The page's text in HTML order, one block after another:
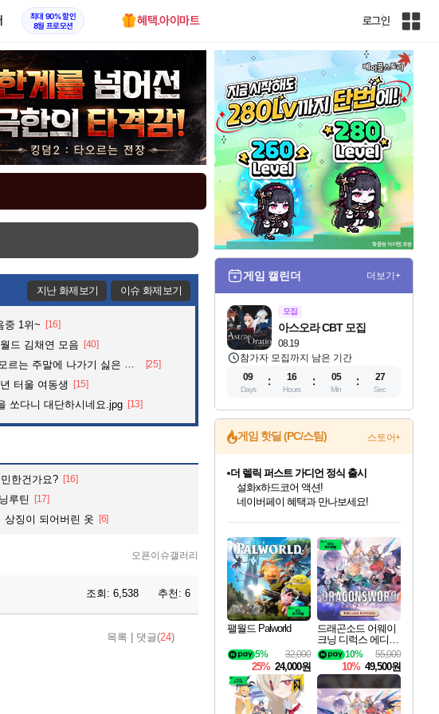
최대 90% 할인
8월 프로모션
혜택.아이마트 로그인
인
전
체
사
이
지난 화제보기 이슈 화제보기
중 1위~ [16]
드 김채연 모음 [40]
는 주말에 나가기 싫은 이유 [25]
터울 여동생 [15]
쏘다니 대단하시네요.jpg [13]
한건가요? [16]
루틴 [17]
상징이 되어버린 옷 [6]
오픈이슈갤러리
조회: 6,538 추천: 6
목록 댓글(24)
게임 캘린더 더보기+
모집
08.19
아스오라 CBT 모집
참가자 모집까지 남은 기간
09
Days
16
Hours
05
Min
25
Sec
게임 핫딜 (PC/스팀) 스토어+
최대 90% 할인가를 만나보세요!
네이버혜택과 함께 만나보세요!
50%할인&추가 적립까지!
네이버 포인트 혜택까지!
이니&베니 혜택까지!
네이버 혜택가와 함께 예약하세요!
할인&네이버혜택으로 만나보세요!
더 렐릭 퍼스트 가디언 정식 출시
설화x하드코어 액션!
네이버페이 혜택과 만나보세요!
40주년 프로모션으로 만나보세요!
할인가에 만나보세요!
일부 에디션 상시 할인!
혜택으로 예약 판매 중
편안하게 충전하세요
팰월드 Palworld
32,000
5%
25% 24,000원
드래곤소드 어웨이
크닝 디럭스 에디션
DragonSword Awake
ning Deluxe Edition
55,000
10%
10% 49,500원